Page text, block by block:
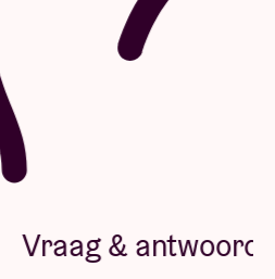
& antwoord